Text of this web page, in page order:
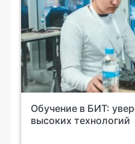
Обучение в БИТ:
высоких технологий